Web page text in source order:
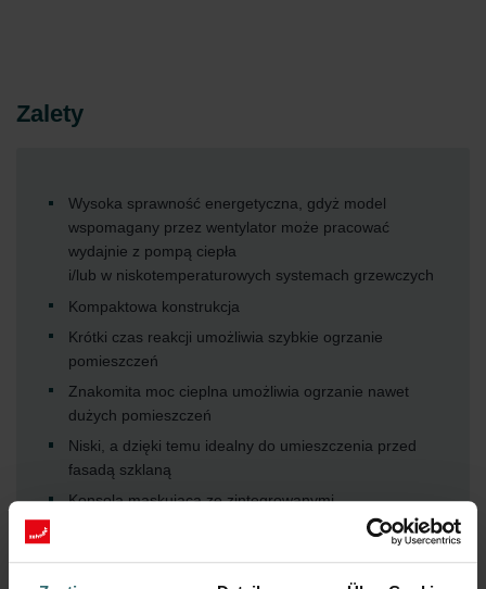
Zalety
Wysoka sprawność energetyczna, gdyż model
wspomagany przez wentylator może pracować
wydajnie z pompą ciepła
i/lub w niskotemperaturowych systemach grzewczych
Kompaktowa konstrukcja
Krótki czas reakcji umożliwia szybkie ogrzanie
pomieszczeń
Znakomita moc cieplna umożliwia ogrzanie nawet
dużych pomieszczeń
Niski, a dzięki temu idealny do umieszczenia przed
fasadą szklaną
Konsola maskująca ze zintegrowanymi,
Cichy, wbudowany wentylator z łatwą w obsłudze